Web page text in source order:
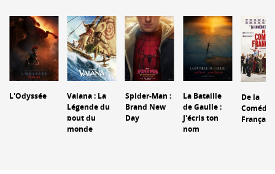
L'Odyssée
Vaiana : La
Légende du
bout du
monde
Spider-Man :
Brand New
Day
La Bataille
de Gaulle :
J'écris ton
nom
De la